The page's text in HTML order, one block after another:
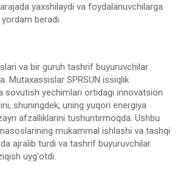
yaxshilaydi va foydalanuvchilarga
beradi.
va bir guruh tashrif buyuruvchilar
Mutaxassislar SPRSUN issiqlik
sovutish yechimlari ortidagi innovatsion
shuningdek, uning yuqori energiya
afzalliklarini tushuntirmoqda. Ushbu
mukammal ishlashi va tashqi
ajralib turdi va tashrif buyuruvchilar
uyg'otdi.